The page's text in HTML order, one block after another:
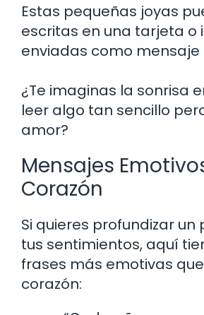
Estas pequeñas joyas
escritas en una tarjeta o
enviadas como mensaje
¿Te imaginas la sonrisa
leer algo tan sencillo
amor?
Mensajes
Corazón
Si quieres profundizar un
tus sentimientos, aquí
frases más emotivas
corazón: